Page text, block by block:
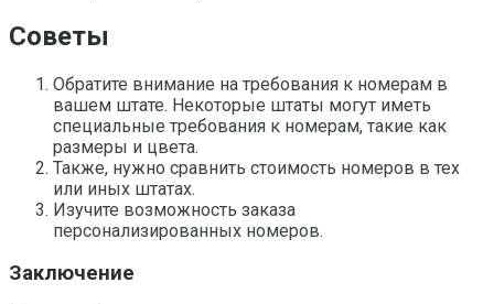
Советы
Обратите внимание на требования к номерам в
вашем штате. Некоторые штаты могут иметь
специальные требования к номерам, такие как
размеры и цвета.
Также, нужно сравнить стоимость номеров в тех
или иных штатах.
Изучите возможность заказа
персонализированных номеров.
Заключение